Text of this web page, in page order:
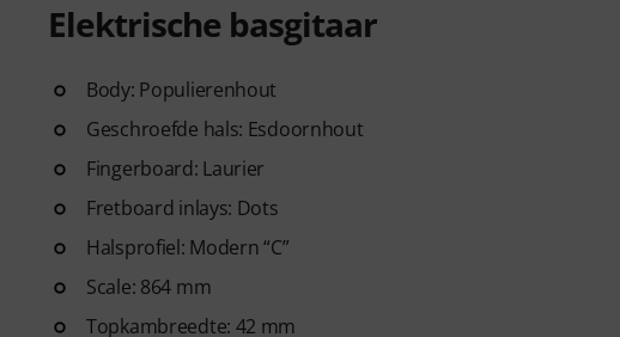
waarde van 59 EUR, geldig van
krijgt tot alle Artmaster-cursussen,
ArtMaster.com – leer rechtstreeks van
ontwikkelen – van beginners tot
along tracks, technische workouts en
Elektrische basgitaar
Body: Populierenhout
Geschroefde hals: Esdoornhout
Fingerboard: Laurier
Fretboard inlays: Dots
Halsprofiel: Modern “C”
Scale: 864 mm
Topkambreedte: 42 mm